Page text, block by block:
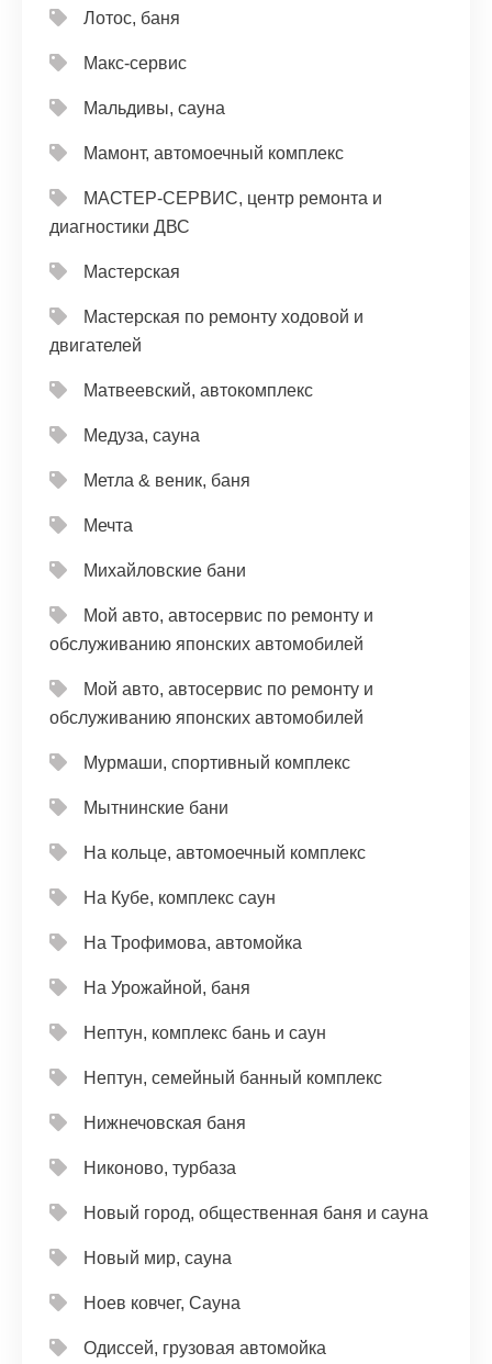
Лотос, баня
Макс-сервис
Мальдивы, сауна
Мамонт, автомоечный комплекс
МАСТЕР-СЕРВИС, центр ремонта и
диагностики ДВС
Мастерская
Мастерская по ремонту ходовой и
двигателей
Матвеевский, автокомплекс
Медуза, сауна
Метла & веник, баня
Мечта
Михайловские бани
Мой авто, автосервис по ремонту и
обслуживанию японских автомобилей
Мой авто, автосервис по ремонту и
обслуживанию японских автомобилей
Мурмаши, спортивный комплекс
Мытнинские бани
На кольце, автомоечный комплекс
На Кубе, комплекс саун
На Трофимова, автомойка
На Урожайной, баня
Нептун, комплекс бань и саун
Нептун, семейный банный комплекс
Нижнечовская баня
Никоново, турбаза
Новый город, общественная баня и сауна
Новый мир, сауна
Ноев ковчег, Сауна
Одиссей, грузовая автомойка